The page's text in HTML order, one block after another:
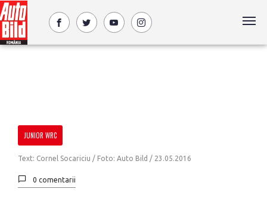
JUNIOR WRC
Text: Cornel Socariciu / Foto: Auto Bild / 23.05.2016
0 comentarii